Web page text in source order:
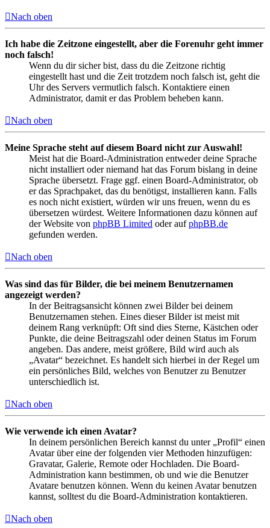
Nach oben
Ich habe die Zeitzone eingestellt, aber die Forenuhr geht immer
noch falsch!
Wenn du dir sicher bist, dass du die Zeitzone richtig
eingestellt hast und die Zeit trotzdem noch falsch ist, geht die
Uhr des Servers vermutlich falsch. Kontaktiere einen
Administrator, damit er das Problem beheben kann.
Nach oben
Meine Sprache steht auf diesem Board nicht zur Auswahl!
Meist hat die Board-Administration entweder deine Sprache
nicht installiert oder niemand hat das Forum bislang in deine
Sprache übersetzt. Frage ggf. einen Board-Administrator, ob
er das Sprachpaket, das du benötigst, installieren kann. Falls
es noch nicht existiert, würden wir uns freuen, wenn du es
übersetzen würdest. Weitere Informationen dazu können auf
der Website von phpBB Limited oder aufphpBB.de
gefunden werden.
Nach oben
Was sind das für Bilder, die bei meinem Benutzernamen
angezeigt werden?
In der Beitragsansicht können zwei Bilder bei deinem
Benutzernamen stehen. Eines dieser Bilder ist meist mit
deinem Rang verknüpft: Oft sind dies Sterne, Kästchen oder
Punkte, die deine Beitragszahl oder deinen Status im Forum
angeben. Das andere, meist größere, Bild wird auch als
„Avatar“ bezeichnet. Es handelt sich hierbei in der Regel um
ein persönliches Bild, welches von Benutzer zu Benutzer
unterschiedlich ist.
Nach oben
Wie verwende ich einen Avatar?
In deinem persönlichen Bereich kannst du unter „Profil“ einen
Avatar über eine der folgenden vier Methoden hinzufügen:
Gravatar, Galerie, Remote oder Hochladen. Die Board-
Administration kann bestimmen, ob und wie die Benutzer
Avatare benutzen können. Wenn du keinen Avatar benutzen
kannst, solltest du die Board-Administration kontaktieren.
Nach oben